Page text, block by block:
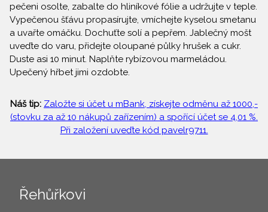
pečeni osolte, zabalte do hliníkové fólie a udržujte v teple.
Vypečenou šťávu propasírujte, vmíchejte kyselou smetanu
a uvařte omáčku. Dochuťte solí a pepřem. Jablečný mošt
uveďte do varu, přidejte oloupané půlky hrušek a cukr.
Duste asi 10 minut. Naplňte rybízovou marmeládou.
Upečený hřbet jimi ozdobte.
Náš tip: Založte si účet u mBank, získejte odměnu až 1000,-
(stovku za až 10 nákupů zařízením) a spořící účet se 4,01 %.
Při založení uveďte kód pavelr9711.
Řehůřkovi